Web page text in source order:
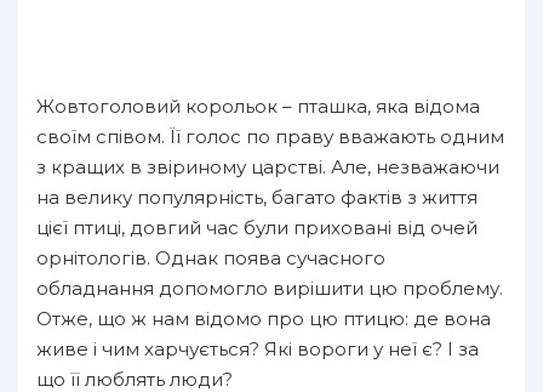
Жовтоголовий корольок – пташка, яка відома
своїм співом. Її голос по праву вважають одним
з кращих в звіриному царстві. Але, незважаючи
на велику популярність, багато фактів з життя
цієї птиці, довгий час були приховані від очей
орнітологів. Однак поява сучасного
обладнання допомогло вирішити цю проблему.
Отже, що ж нам відомо про цю птицю: де вона
живе і чим харчується? Які вороги у неї є? І за
що її люблять люди?